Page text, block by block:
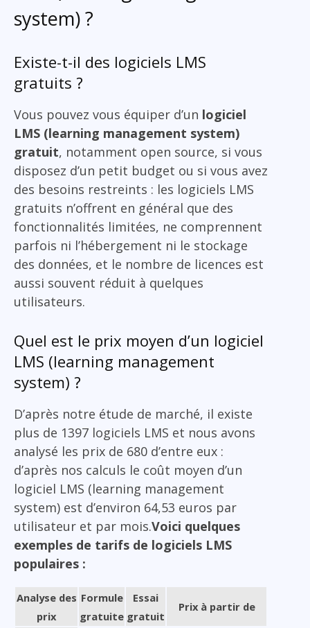
system) ?
Existe-t-il des logiciels LMS
gratuits ?
Vous pouvez vous équiper d’un logiciel
LMS (learning management system)
gratuit, notamment open source, si vous
disposez d’un petit budget ou si vous avez
des besoins restreints : les logiciels LMS
gratuits n’offrent en général que des
fonctionnalités limitées, ne comprennent
parfois ni l’hébergement ni le stockage
des données, et le nombre de licences est
aussi souvent réduit à quelques
utilisateurs.
Quel est le prix moyen d’un logiciel
LMS (learning management
system) ?
D’après notre étude de marché, il existe
plus de 1397 logiciels LMS et nous avons
analysé les prix de 680 d’entre eux :
d’après nos calculs le coût moyen d’un
logiciel LMS (learning management
system) est d’environ 64,53 euros par
utilisateur et par mois.Voici quelques
exemples de tarifs de logiciels LMS
populaires :
Analyse des
prix
Formule
gratuite
Essai
gratuit
Prix à partir de